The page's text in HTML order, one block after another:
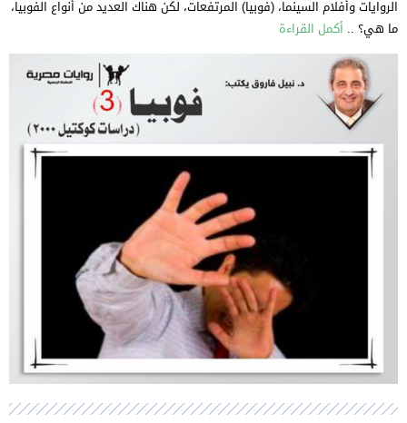
الروايات وأفلام السينما، (فوبيا) المرتفعات، لكن هناك العديد من أنواع الفوبيا،
ما هي؟ .. أكمل القراءة